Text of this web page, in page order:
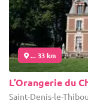
... 33 km
L’Orangerie du
Saint-Denis-le-